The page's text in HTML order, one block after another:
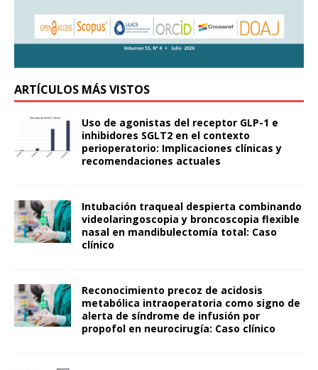
ARTÍCULOS MÁS VISTOS
Uso de agonistas del receptor GLP-1 e
inhibidores SGLT2 en el contexto
perioperatorio: Implicaciones clínicas y
recomendaciones actuales
Intubación traqueal despierta combinando
videolaringoscopia y broncoscopia flexible
nasal en mandibulectomía total: Caso
clínico
Reconocimiento precoz de acidosis
metabólica intraoperatoria como signo de
alerta de síndrome de infusión por
propofol en neurocirugía: Caso clínico